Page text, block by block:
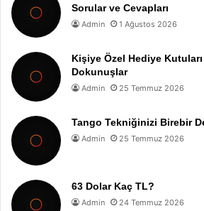
Sorular ve Cevapları
Admin 1 Ağustos 2026
Kişiye Özel Hediye Kutuları
Dokunuşlar
Admin 25 Temmuz 2026
Tango Tekniğinizi Birebir
Admin 25 Temmuz 2026
63 Dolar Kaç TL?
Admin 24 Temmuz 2026